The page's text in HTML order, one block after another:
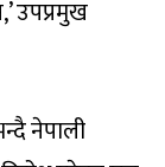
उपप्रमुख
नेपाली